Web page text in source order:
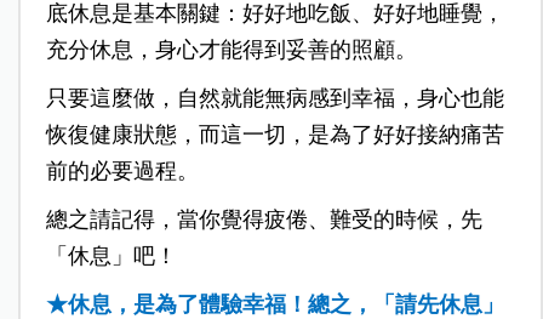
底休息是基本關鍵：好好地吃飯、好好地睡覺，
充分休息，身心才能得到妥善的照顧。
只要這麼做，自然就能無病感到幸福，身心也能
恢復健康狀態，而這一切，是為了好好接納痛苦
前的必要過程。
總之請記得，當你覺得疲倦、難受的時候，先
「休息」吧！
★休息，是為了體驗幸福！總之，「請先休息」